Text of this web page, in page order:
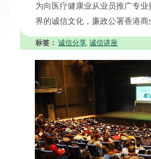
为向医疗健康业从业员推广专
界的诚信文化，廉政公署香港商
标签： 诚信分享, 诚信讲座